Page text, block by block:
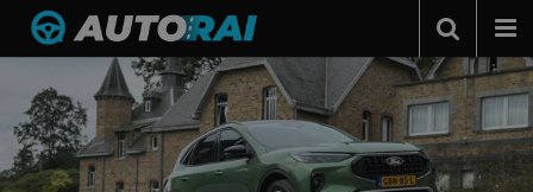
Autonieuws
Podcast
Autotests